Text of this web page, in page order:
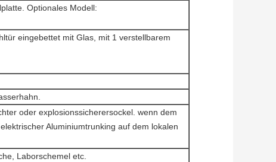
Optionales Modell:
eingebettet mit Glas, mit 1 verstellbarem
oder explosionssicherersockel. wenn dem
Aluminiumtrunking auf dem lokalen
Laborschemel etc.